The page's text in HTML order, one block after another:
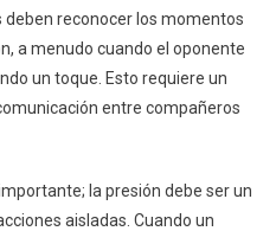
reconocer los momentos
a menudo cuando el oponente
un toque. Esto requiere un
entre compañeros
la presión debe ser un
aisladas. Cuando un